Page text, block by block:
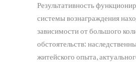
Результативность
системы вознаграждения
зависимости от большого
обстоятельств:
житейского опыта,